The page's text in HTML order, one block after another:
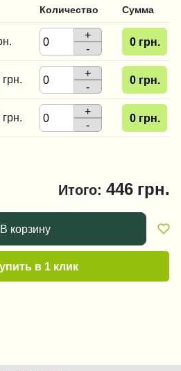
Количество Сумма
+
-
0 грн.
грн.
+
-
0 грн.
грн.
+
-
0 грн.
Итого: 446 грн.
В корзину
в 1 клик